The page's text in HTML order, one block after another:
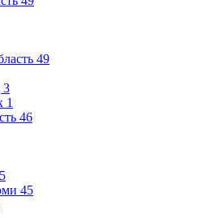
49
3
1
46
45